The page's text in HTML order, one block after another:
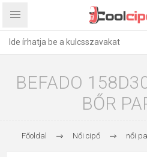
BEFADO
BŐR
Főoldal Női cipő női